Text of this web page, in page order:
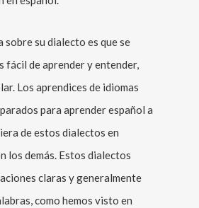
sobre su dialecto es que se
fácil de aprender y entender,
Los aprendices de idiomas
para aprender español a
de estos dialectos en
los demás. Estos dialectos
claras y generalmente
como hemos visto en